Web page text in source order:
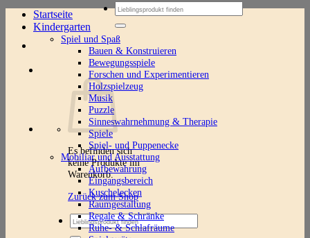
Suchen
nach:
Es befinden sich
keine Produkte im
Warenkorb.
Zurück zum Shop
Suchen
nach:
Startseite
Kindergarten
Spiel und Spaß
Bauen & Konstruieren
Bewegungsspiele
Forschen und Experimentieren
Holzspielzeug
Musik
Puzzle
Sinneswahrnehmung & Therapie
Spiele
Spiel- und Puppenecke
Mobiliar und Ausstattung
Aufbewahrung
Eingangsbereich
Kuschelecken
Raumgestaltung
Regale & Schränke
Ruhe- & Schlafräume